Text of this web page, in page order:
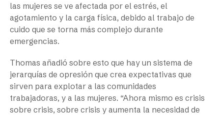
las mujeres se ve afectada por el estrés, el
agotamiento y la carga física, debido al trabajo de
cuido que se torna más complejo durante
emergencias.
Thomas añadió sobre esto que hay un sistema de
jerarquías de opresión que crea expectativas que
sirven para explotar a las comunidades
trabajadoras, y a las mujeres. “Ahora mismo es crisis
sobre crisis, sobre crisis y aumenta la necesidad de